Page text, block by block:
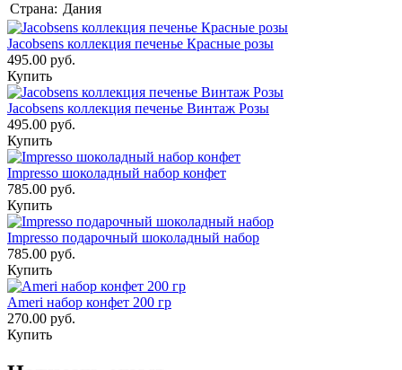
Страна: Дания
Jacobsens коллекция печенье Красные розы
495.00 руб.
Купить
Jacobsens коллекция печенье Винтаж Розы
495.00 руб.
Купить
Impresso шоколадный набор конфет
785.00 руб.
Купить
Impresso подарочный шоколадный набор
785.00 руб.
Купить
Ameri набор конфет 200 гр
270.00 руб.
Купить